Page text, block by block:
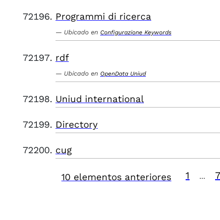
Programmi di ricerca
Ubicado en Configurazione Keywords
rdf
Ubicado en OpenData Uniud
Uniud international
Directory
cug
10 elementos anteriores 1